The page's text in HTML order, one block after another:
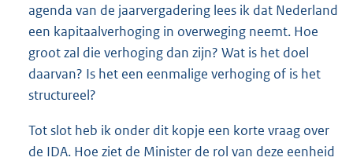
agenda van de jaarvergadering lees ik dat Nederland
een kapitaalverhoging in overweging neemt. Hoe
groot zal die verhoging dan zijn? Wat is het doel
daarvan? Is het een eenmalige verhoging of is het
structureel?
Tot slot heb ik onder dit kopje een korte vraag over
de IDA. Hoe ziet de Minister de rol van deze eenheid